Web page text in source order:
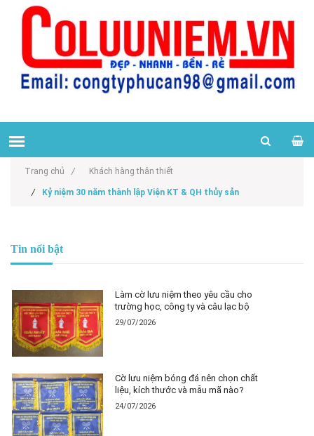
Trang chủ / Khách hàng thân thiết
/ Kỷ niệm 30 năm thành lập Viện KT & QH thủy sản
Tin nổi bật
Làm cờ lưu niệm theo yêu cầu cho
trường học, công ty và câu lạc bộ
29/07/2026
Cờ lưu niệm bóng đá nên chọn chất
liệu, kích thước và mẫu mã nào?
24/07/2026